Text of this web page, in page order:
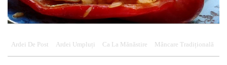
Ardei De Post Ardei Umpluți Ca La Mănăstire Mâncare Tradițională